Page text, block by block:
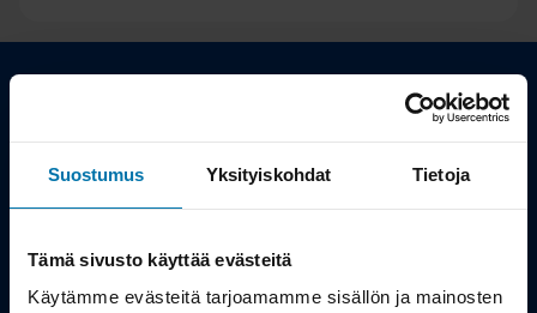
Suostumus Yksityiskohdat Tietoja
Tämä sivusto käyttää evästeitä
Käytämme evästeitä tarjoamamme sisällön ja mainosten
Kauppa
Työsuhdepyörä